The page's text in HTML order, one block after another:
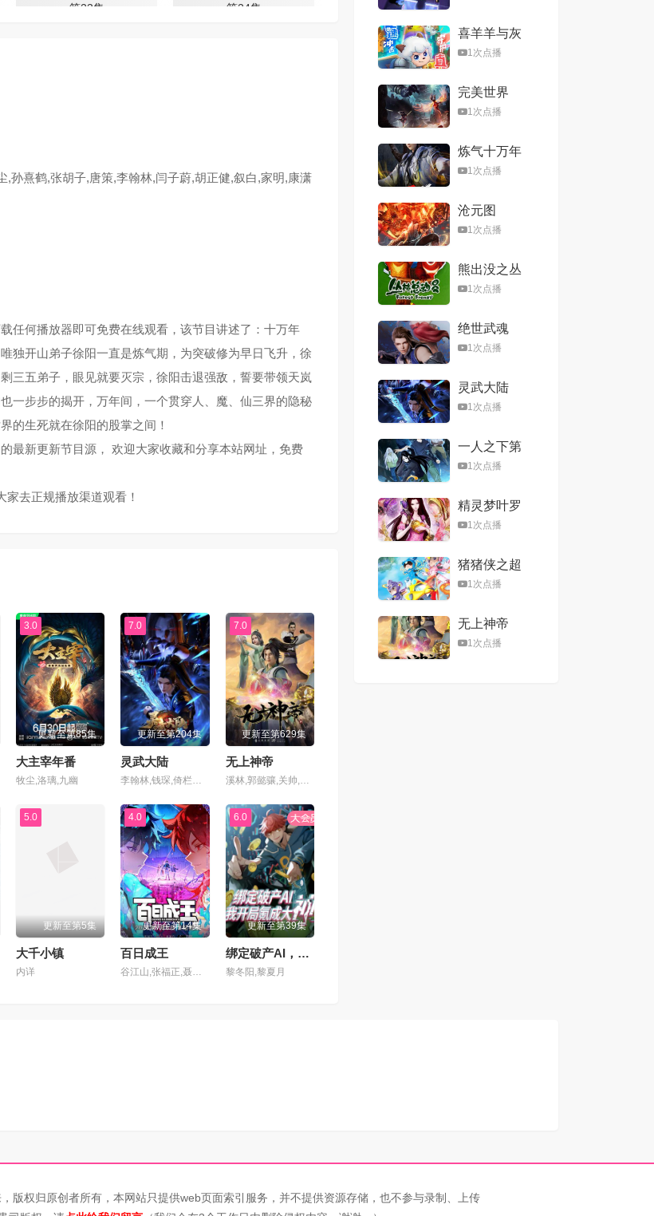
第23集 第24集
第39集 第40集
第55集 第56集
第59集 第60集
第63集 第64集
第67集
第79集 第80集
第83集 第84集
第87集 第88集
第91集 第92集
第100集
第104集
第107集 第108集
第112集
第131集 第132集
孙熹鹤,张胡子,唐策,李翰林,闫子蔚,胡正健,叙白,家明,康潇
任何播放器即可免费在线观看，该节目讲述了：十万年
独开山弟子徐阳一直是炼气期，为突破修为早日飞升，徐
三五弟子，眼见就要灭宗，徐阳击退强敌，誓要带领天岚
一步步的揭开，万年间，一个贯穿人、魔、仙三界的隐秘
的生死就在徐阳的股掌之间！
最新更新节目源， 欢迎大家收藏和分享本站网址，免费
去正规播放渠道观看！
3.0
更新至第85集
大主宰年番
牧尘,洛璃,九幽
7.0
更新至第204集
灵武大陆
李翰林,钱琛,倚栏桡,张恩泽,赵熠彤,小浣,温溪,蔡娜,齐璇,李哎,麻雀,黄玮,阿福,杨昕燃
7.0
更新至第629集
无上神帝
溪林,郭懿骧,关帅,黄骥,季骜杰,钟巍,烈之流星,蘭雨馨,张妮,徐翔,Akira明,柳知萧
5.0
更新至第5集
大千小镇
内详
4.0
更新至第14集
百日成王
谷江山,张福正,聂曦映,李楠,姜贺,赵熠彤,若瑾
6.0
更新至第39集
绑定破产AI，我开局氪成大神动态漫
黎冬阳,黎夏月
喜羊羊与灰
太狼之心世
1次点播
完美世界
1次点播
炼气十万年
1次点播
沧元图
1次点播
熊出没之丛
林总动员
1次点播
绝世武魂
1次点播
灵武大陆
1次点播
一人之下第
六季1次点播
精灵梦叶罗
丽第八季
1次点播
猪猪侠之超
星五灵侠第
1次点播
无上神帝
1次点播
版权归原创者所有，本网站只提供web页面索引服务，并不提供资源存储，也不参与录制、上传